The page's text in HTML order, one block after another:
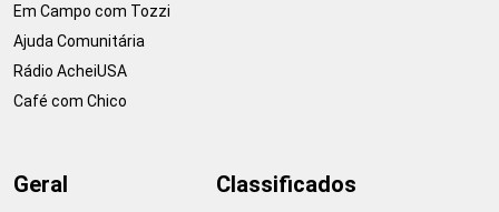
Em Campo com Tozzi
Ajuda Comunitária
Rádio AcheiUSA
Café com Chico
Geral Classificados